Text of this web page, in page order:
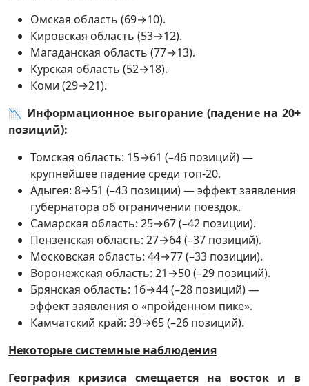
Омская область (69→10).
Кировская область (53→12).
Магаданская область (77→13).
Курская область (52→18).
Коми (29→21).
📉 Информационное выгорание (падение на 20+
позиций):
Томская область: 15→61 (–46 позиций) —
крупнейшее падение среди топ-20.
Адыгея: 8→51 (–43 позиции) — эффект заявления
губернатора об ограничении поездок.
Самарская область: 25→67 (–42 позиции).
Пензенская область: 27→64 (–37 позиций).
Московская область: 44→77 (–33 позиции).
Воронежская область: 21→50 (–29 позиций).
Брянская область: 16→44 (–28 позиций) —
эффект заявления о «пройденном пике».
Камчатский край: 39→65 (–26 позиций).
Некоторые системные наблюдения
География кризиса смещается на восток и в